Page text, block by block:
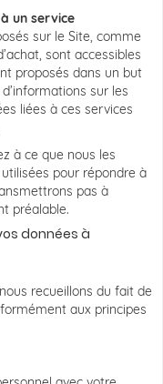
un service
sur le Site, comme
sont accessibles
proposés dans un but
sur les
liées à ces services
à ce que nous les
pour répondre à
pas à
préalable.
données à
recueillons du fait de
aux principes